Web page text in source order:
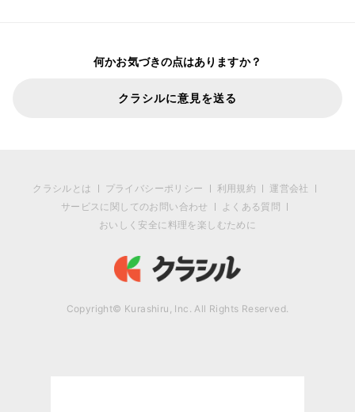
何かお気づきの点はありますか？
クラシルに意見を送る
クラシルとは プライバシーポリシー 利用規約
運営会社
サービスに関してのお問い合わせ
よくある質問
おいしく安全に料理を楽しむために
Copyright© Kurashiru, Inc. All Rights Reserved.